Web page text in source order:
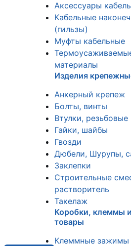
Аксессуары
Кабельные
(гильзы)
Муфты кабельные
материалы
Изделия
Анкерный крепеж
Болты, винты
Втулки,
Гайки, шайбы
Гвозди
Дюбели, Шурупы,
Заклепки
Строительные
растворитель
Такелаж
Коробки, клеммы
товары
Клеммные зажимы